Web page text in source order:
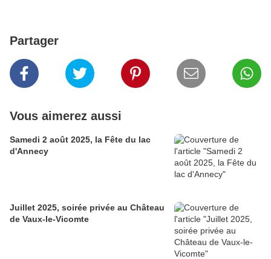
Partager
Vous aimerez aussi
Samedi 2 août 2025, la Fête du lac
d'Annecy
Juillet 2025, soirée privée au Château
de Vaux-le-Vicomte